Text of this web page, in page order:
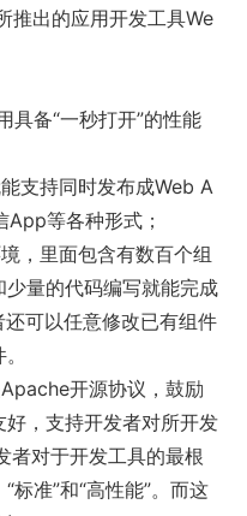
推出的应用开发工具We
备“一秒打开”的性能
支持同时发布成Web A
等各种形式；
，里面包含有数百个组
量的代码编写就能完成
可以任意修改已有组件
开源协议，鼓励
，支持开发者对所开发
者对于开发工具的最根
标准”和“高性能”。而这